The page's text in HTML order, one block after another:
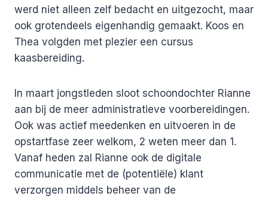
werd niet alleen zelf bedacht en uitgezocht, maar
ook grotendeels eigenhandig gemaakt. Koos en
Thea volgden met plezier een cursus
kaasbereiding.
In maart jongstleden sloot schoondochter Rianne
aan bij de meer administratieve voorbereidingen.
Ook was actief meedenken en uitvoeren in de
opstartfase zeer welkom, 2 weten meer dan 1.
Vanaf heden zal Rianne ook de digitale
communicatie met de (potentiële) klant
verzorgen middels beheer van de